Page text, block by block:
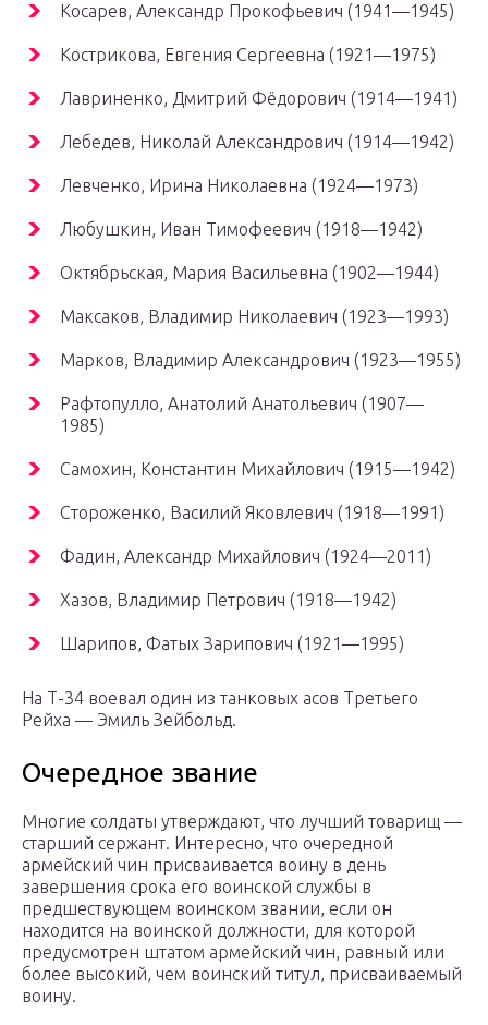
Косарев, Александр Прокофьевич (1941—1945)
Кострикова, Евгения Сергеевна (1921—1975)
Лавриненко, Дмитрий Фёдорович (1914—1941)
Лебедев, Николай Александрович (1914—1942)
Левченко, Ирина Николаевна (1924—1973)
Любушкин, Иван Тимофеевич (1918—1942)
Октябрьская, Мария Васильевна (1902—1944)
Максаков, Владимир Николаевич (1923—1993)
Марков, Владимир Александрович (1923—1955)
Рафтопулло, Анатолий Анатольевич (1907—
1985)
Самохин, Константин Михайлович (1915—1942)
Стороженко, Василий Яковлевич (1918—1991)
Фадин, Александр Михайлович (1924—2011)
Хазов, Владимир Петрович (1918—1942)
Шарипов, Фатых Зарипович (1921—1995)
На Т-34 воевал один из танковых асов Третьего
Рейха — Эмиль Зейбольд.
Очередное звание
Многие солдаты утверждают, что лучший товарищ —
старший сержант. Интересно, что очередной
армейский чин присваивается воину в день
завершения срока его воинской службы в
предшествующем воинском звании, если он
находится на воинской должности, для которой
предусмотрен штатом армейский чин, равный или
более высокий, чем воинский титул, присваиваемый
воину.